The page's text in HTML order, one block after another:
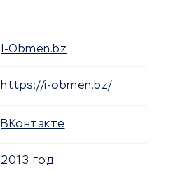
I-Obmen.bz
https://i-obmen.bz/
ВКонтакте
2013 год